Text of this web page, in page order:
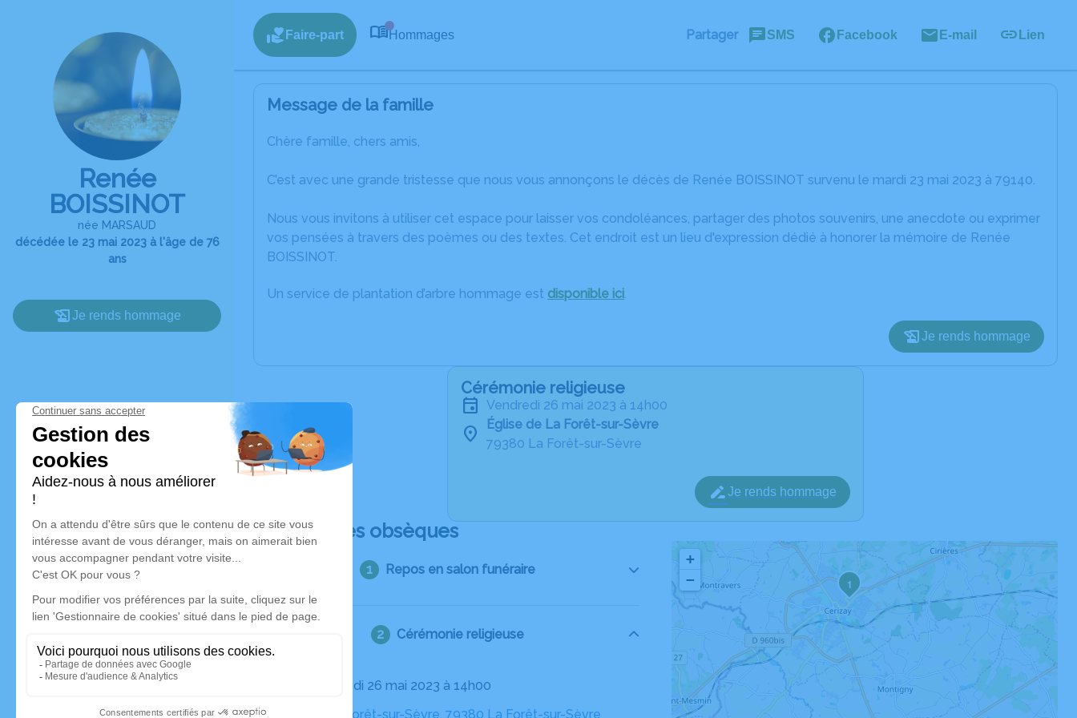
Renée
BOISSINOT
née MARSAUD
décédée le 23 mai 2023 à l'âge de 76
ans
Je rends hommage
Faire-part Hommages Partager SMS Facebook E-mail Lien
Message de la famille
Chère famille, chers amis,
C’est avec une grande tristesse que nous vous annonçons le décès de Renée BOISSINOT survenu le mardi 23 mai 2023 à 79140.
Nous vous invitons à utiliser cet espace pour laisser vos condoléances, partager des photos souvenirs, une anecdote ou exprimer
vos pensées à travers des poèmes ou des textes. Cet endroit est un lieu d'expression dédié à honorer la mémoire de Renée
BOISSINOT.
Un service de plantation d’arbre hommage est disponible ici.
Je rends hommage
Cérémonie religieuse
vendredi 26 mai 2023 à 14h00
Église de La Forêt-sur-Sèvre
79380 La Forêt-sur-Sèvre
Je rends hommage
Déroulé des obsèques
Repos en salon funéraire
Cérémonie religieuse
Le vendredi 26 mai 2023 à 14h00
Église la Forêt-sur-Sèvre, 79380 La Forêt-sur-Sèvre
1
+
−